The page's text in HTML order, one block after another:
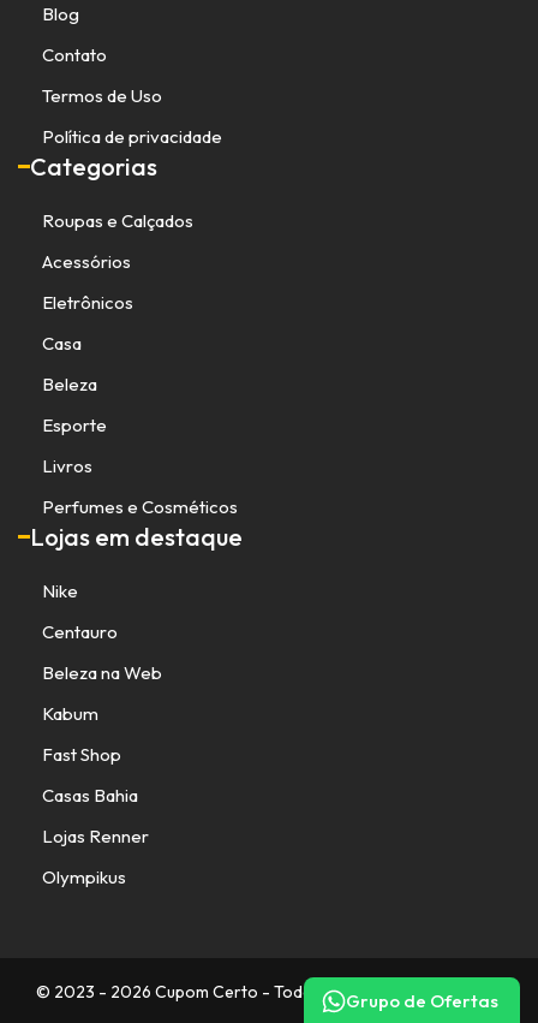
Grupo de Ofertas
Blog
Contato
Termos de Uso
Política de privacidade
Categorias
Roupas e Calçados
Acessórios
Eletrônicos
Casa
Beleza
Esporte
Livros
Perfumes e Cosméticos
Lojas em destaque
Nike
Centauro
Beleza na Web
Kabum
Fast Shop
Casas Bahia
Lojas Renner
Olympikus
© 2023 - 2026 Cupom Certo - Todos os direitos reservados.